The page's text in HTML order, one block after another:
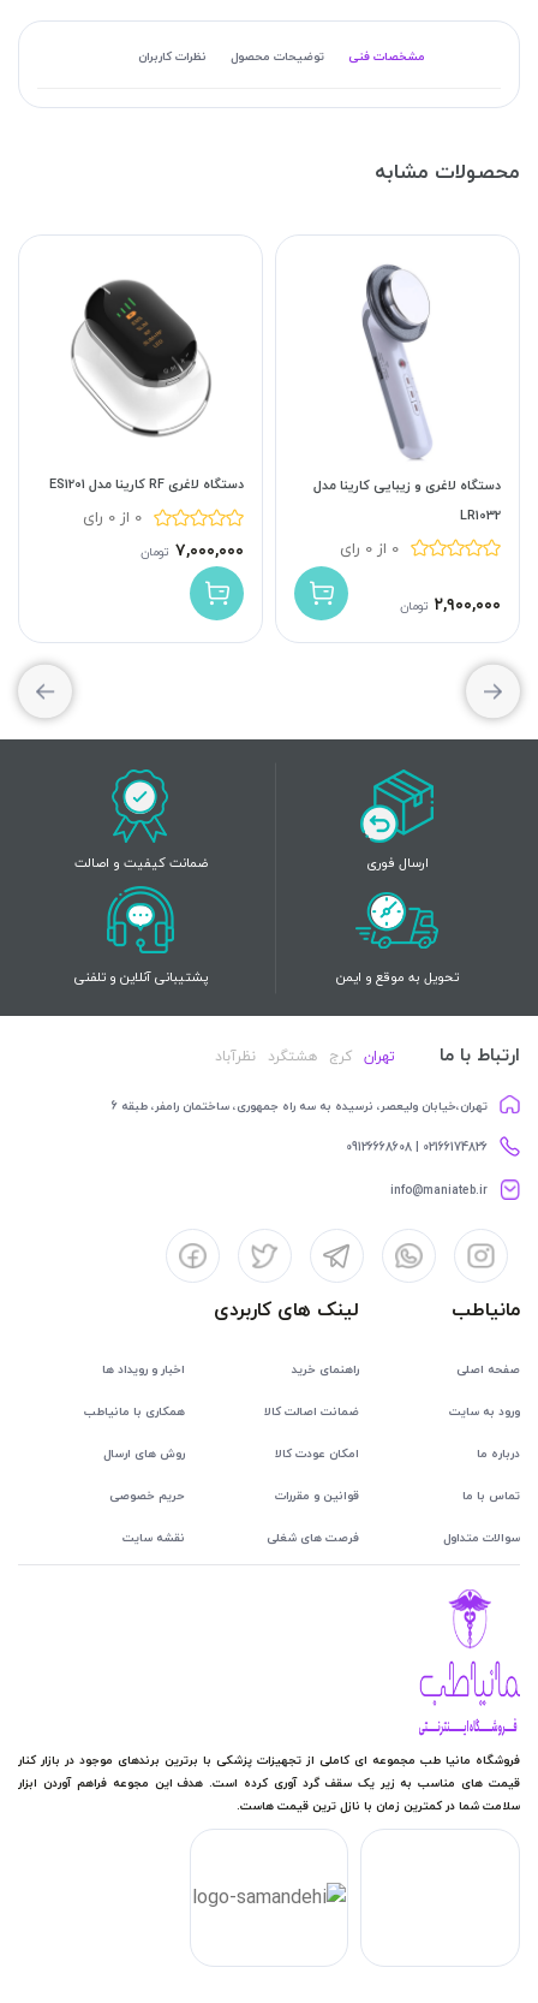
مشخصات فنی توضیحات محصول نظرات کاربران
محصولات مشابه
دستگاه لاغری و زیبایی کارینا مدل
LR1032
0 از 0 رای
۲,۹۰۰,۰۰۰ تومان
دستگاه لاغری RF کارینا مدل ES1201
0 از 0 رای
۷,۰۰۰,۰۰۰ تومان
ارسال فوری ضمانت کیفیت و اصالت
تحویل به موقع و ایمن پشتیبانی آنلاین و تلفنی
ارتباط با ما تهران کرج هشتگرد نظرآباد
تهران،خیابان ولیعصر، نرسیده به سه راه جمهوری، ساختمان رامفر، طبقه 6
02166174826 | 09126668608
info@maniateb.ir
مانیاطب
صفحه اصلی
ورود به سایت
درباره ما
تماس با ما
سوالات متداول
لینک های کاربردی
راهنمای خرید اخبار و رویداد ها
ضمانت اصالت کالا همکاری با مانیاطب
امکان عودت کالا روش های ارسال
قوانین و مقررات حریم خصوصی
فرصت های شغلی نقشه سایت
فروشگاه مانیا طب مجموعه ای کاملی از تجهیزات پزشکی با برترین برندهای موجود در بازار کنار
قیمت های مناسب به زیر یک سقف گرد آوری کرده است. هدف این مجوعه فراهم آوردن ابزار
سلامت شما در کمترین زمان با نازل ترین قیمت هاست.